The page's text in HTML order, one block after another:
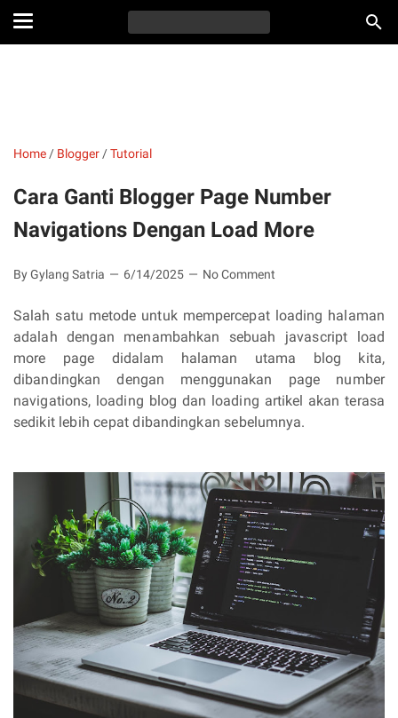
Home / Blogger /Tutorial
Cara Ganti Blogger Page Number
Navigations Dengan Load More
By Gylang Satria 6/14/2025 No Comment
Salah satu metode untuk mempercepat loading halaman
adalah dengan menambahkan sebuah javascript load
more page didalam halaman utama blog kita,
dibandingkan dengan menggunakan page number
navigations, loading blog dan loading artikel akan terasa
sedikit lebih cepat dibandingkan sebelumnya.